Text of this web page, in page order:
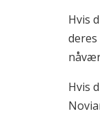
Hvis
Hvis